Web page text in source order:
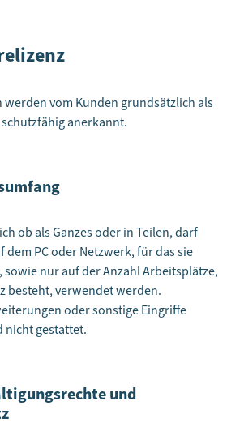
vom Kunden grundsätzlich als
anerkannt.
ob als Ganzes oder in Teilen, darf
dem PC oder Netzwerk, für das sie
nur auf der Anzahl Arbeitsplätze,
besteht, verwendet werden.
oder sonstige Eingriffe
nicht gestattet.
und